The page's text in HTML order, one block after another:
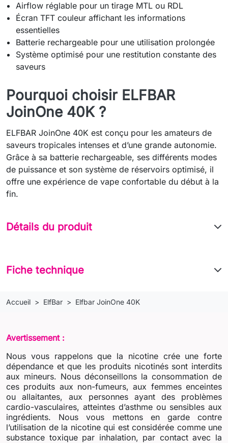
Airflow réglable pour un tirage MTL ou RDL
Écran TFT couleur affichant les informations
essentielles
Batterie rechargeable pour une utilisation prolongée
Système optimisé pour une restitution constante des
saveurs
Pourquoi choisir ELFBAR
JoinOne 40K ?
ELFBAR JoinOne 40K est conçu pour les amateurs de
saveurs tropicales intenses et d’une grande autonomie.
Grâce à sa batterie rechargeable, ses différents modes
de puissance et son système de réservoirs optimisé, il
offre une expérience de vape confortable du début à la
fin.
Détails du produit
Fiche technique
Accueil ElfBar Elfbar JoinOne 40K
Avertissement :
Nous vous rappelons que la nicotine crée une forte
dépendance et que les produits nicotinés sont interdits
aux mineurs. Nous déconseillons la consommation de
ces produits aux non-fumeurs, aux femmes enceintes
ou allaitantes, aux personnes ayant des problèmes
cardio-vasculaires, atteintes d’asthme ou sensibles aux
ingrédients. Nous vous mettons en garde contre
l’utilisation de la nicotine qui est considérée comme une
substance toxique par inhalation, par contact avec la